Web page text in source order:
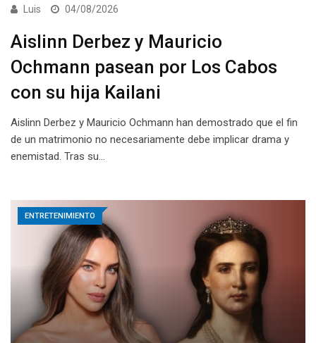
Luis 04/08/2026
Aislinn Derbez y Mauricio
Ochmann pasean por Los Cabos
con su hija Kailani
Aislinn Derbez y Mauricio Ochmann han demostrado que el fin
de un matrimonio no necesariamente debe implicar drama y
enemistad. Tras su…
ENTRETENIMIENTO